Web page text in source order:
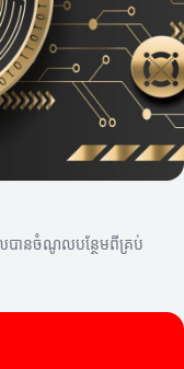
លបានចំណូលបន្ថែមពីគ្រប់